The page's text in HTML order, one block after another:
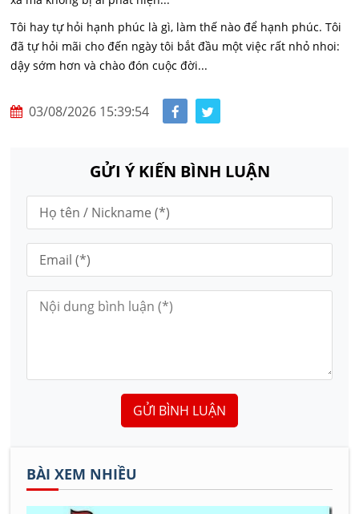
Tôi hay tự hỏi hạnh phúc là gì, làm thế nào để hạnh phúc. Tôi
đã tự hỏi mãi cho đến ngày tôi bắt đầu một việc rất nhỏ nhoi:
dậy sớm hơn và chào đón cuộc đời...
03/08/2026 15:39:54
GỬI Ý KIẾN BÌNH LUẬN
GỬI BÌNH LUẬN
BÀI XEM NHIỀU